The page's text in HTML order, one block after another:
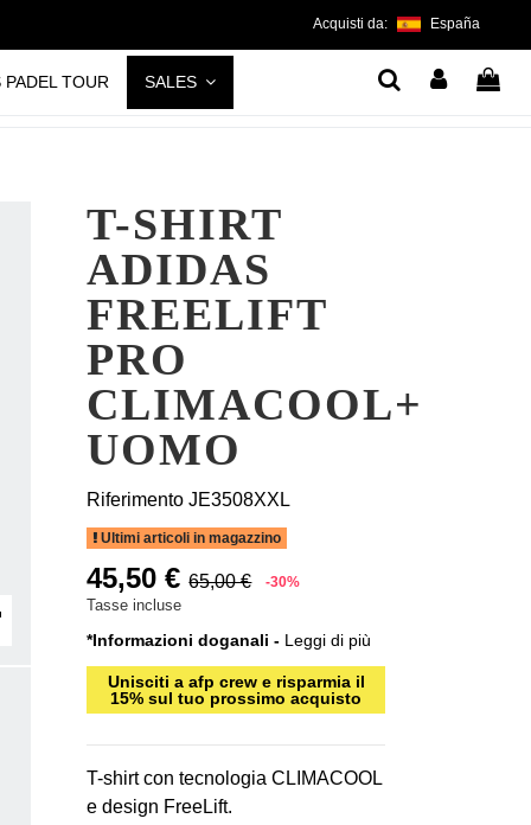
Acquisti da: España
PADEL TOUR SALES
T-SHIRT
ADIDAS
FREELIFT
PRO
CLIMACOOL+
UOMO
Riferimento JE3508XXL
Ultimi articoli in magazzino
45,50 € 65,00 € -30%
Tasse incluse
*Informazioni doganali - Leggi di più
Unisciti a afp crew e risparmia il
15% sul tuo prossimo acquisto
T-shirt con tecnologia CLIMACOOL
e design FreeLift.